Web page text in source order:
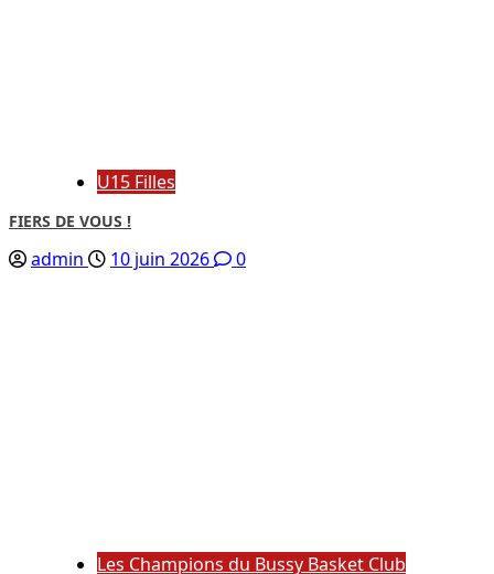
U15 Filles
FIERS DE VOUS !
admin 10 juin 2026 0
Les Champions du Bussy Basket Club